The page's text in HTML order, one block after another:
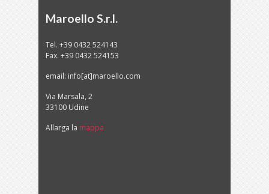
Maroello S.r.l.
Tel. +39 0432 524143
Fax. +39 0432 524153
email: info[at]maroello.com
Via Marsala, 2
33100 Udine
Allarga la mappa